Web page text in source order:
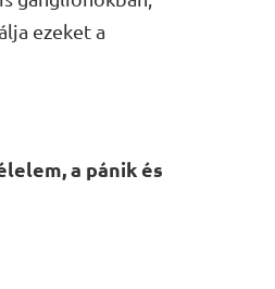
ezeket a
a pánik és